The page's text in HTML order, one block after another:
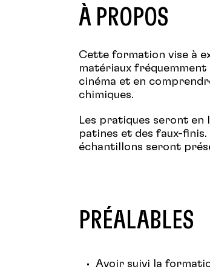
À PROPOS
Cette formation vise à
matériaux fréquemment
cinéma et en
chimiques.
Les pratiques seront en
patines et des faux-
échantillons seront
PRÉALABLES
Avoir suivi la